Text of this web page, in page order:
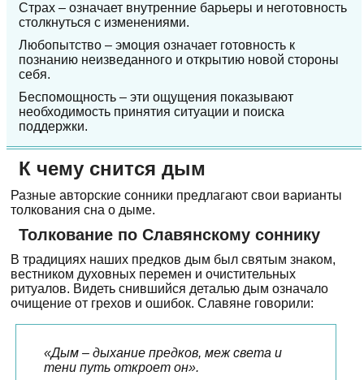
Страх – означает внутренние барьеры и неготовность
столкнуться с изменениями.
Любопытство – эмоция означает готовность к
познанию неизведанного и открытию новой стороны
себя.
Беспомощность – эти ощущения показывают
необходимость принятия ситуации и поиска
поддержки.
К чему снится дым
Разные авторские сонники предлагают свои варианты
толкования сна о дыме.
Толкование по Славянскому соннику
В традициях наших предков дым был святым знаком,
вестником духовных перемен и очистительных
ритуалов. Видеть снившийся деталью дым означало
очищение от грехов и ошибок. Славяне говорили:
«Дым – дыхание предков, меж света и
тени путь откроет он».